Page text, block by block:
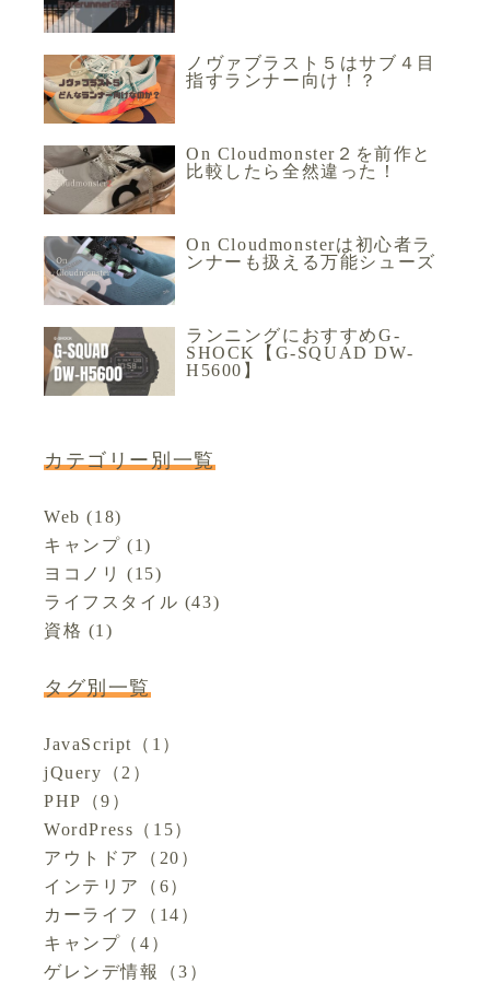
ノヴァブラスト５はサブ４目
指すランナー向け！？
On Cloudmonster２を前作と
比較したら全然違った！
On Cloudmonsterは初心者ラ
ンナーも扱える万能シューズ
ランニングにおすすめG-
SHOCK【G-SQUAD DW-
H5600】
カテゴリー別一覧
Web (18)
キャンプ (1)
ヨコノリ
(15)
ライフスタイル (43)
資格 (1)
タグ別一覧
JavaScript
（1）
jQuery （2）
PHP
（9）
WordPress （15）
アウトドア
（20）
インテリア
（6）
カーライフ
（14）
キャンプ （4）
ゲレンデ情報
（3）